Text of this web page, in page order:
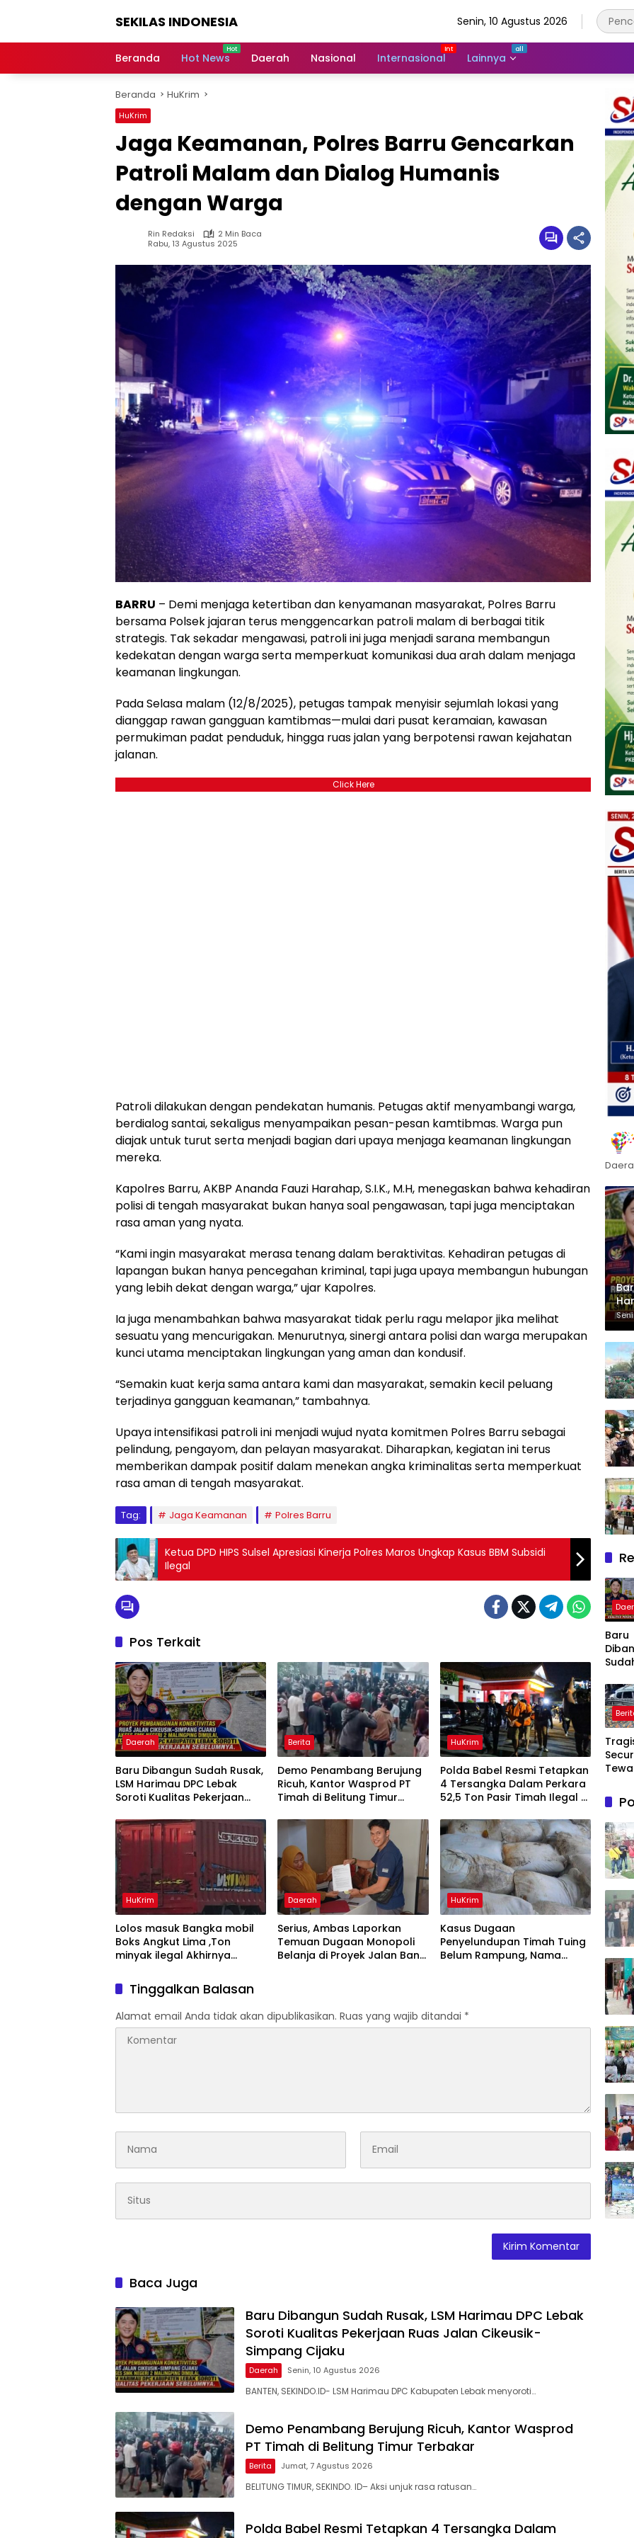
SEKILAS INDONESIA
Terkini,
Latest
World,
Headlines,
News
Today
Senin, 10 Agustus 2026
Beranda Hot News Daerah Nasional Internasional Lainnya
Beranda HuKrim
HuKrim
Jaga Keamanan, Polres Barru Gencarkan
Patroli Malam dan Dialog Humanis
dengan Warga
Rin Redaksi
2 Min Baca
Rabu, 13 Agustus 2025
BARRU – Demi menjaga ketertiban dan kenyamanan masyarakat, Polres Barru
bersama Polsek jajaran terus menggencarkan patroli malam di berbagai titik
strategis. Tak sekadar mengawasi, patroli ini juga menjadi sarana membangun
kedekatan dengan warga serta memperkuat komunikasi dua arah dalam menjaga
keamanan lingkungan.
Pada Selasa malam (12/8/2025), petugas tampak menyisir sejumlah lokasi yang
dianggap rawan gangguan kamtibmas—mulai dari pusat keramaian, kawasan
permukiman padat penduduk, hingga ruas jalan yang berpotensi rawan kejahatan
jalanan.
Click Here
Patroli dilakukan dengan pendekatan humanis. Petugas aktif menyambangi warga,
berdialog santai, sekaligus menyampaikan pesan-pesan kamtibmas. Warga pun
diajak untuk turut serta menjadi bagian dari upaya menjaga keamanan lingkungan
mereka.
Kapolres Barru, AKBP Ananda Fauzi Harahap, S.I.K., M.H, menegaskan bahwa kehadiran
polisi di tengah masyarakat bukan hanya soal pengawasan, tapi juga menciptakan
rasa aman yang nyata.
“Kami ingin masyarakat merasa tenang dalam beraktivitas. Kehadiran petugas di
lapangan bukan hanya pencegahan kriminal, tapi juga upaya membangun hubungan
yang lebih dekat dengan warga,” ujar Kapolres.
Ia juga menambahkan bahwa masyarakat tidak perlu ragu melapor jika melihat
sesuatu yang mencurigakan. Menurutnya, sinergi antara polisi dan warga merupakan
kunci utama menciptakan lingkungan yang aman dan kondusif.
“Semakin kuat kerja sama antara kami dan masyarakat, semakin kecil peluang
terjadinya gangguan keamanan,” tambahnya.
Upaya intensifikasi patroli ini menjadi wujud nyata komitmen Polres Barru sebagai
pelindung, pengayom, dan pelayan masyarakat. Diharapkan, kegiatan ini terus
memberikan dampak positif dalam menekan angka kriminalitas serta memperkuat
rasa aman di tengah masyarakat.
Tag: Jaga Keamanan Polres Barru
Ketua DPD HIPS Sulsel Apresiasi Kinerja Polres Maros Ungkap Kasus BBM Subsidi
Ilegal
Pos Terkait
Daerah
Baru Dibangun Sudah Rusak,
LSM Harimau DPC Lebak
Soroti Kualitas Pekerjaan
Simpang Cijaku
Berita
Demo Penambang Berujung
Ricuh, Kantor Wasprod PT
Timah di Belitung Timur
HuKrim
Polda Babel Resmi Tetapkan
4 Tersangka Dalam Perkara
52,5 Ton Pasir Timah Ilegal Di
HuKrim
Lolos masuk Bangka mobil
Boks Angkut Lima ,Ton
minyak ilegal Akhirnya
Daerah
Serius, Ambas Laporkan
‎Temuan Dugaan Monopoli
Belanja di Proyek Jalan Bang
HuKrim
Kasus Dugaan
Penyelundupan Timah Tuing
Belum Rampung, Nama
Tinggalkan Balasan
Alamat email Anda tidak akan dipublikasikan. Ruas yang wajib ditandai *
Baca Juga
Baru Dibangun Sudah Rusak, LSM Harimau DPC Lebak
Soroti Kualitas Pekerjaan Ruas Jalan Cikeusik-
Simpang Cijaku
Daerah Senin, 10 Agustus 2026
BANTEN, SEKINDO.ID- LSM Harimau DPC Kabupaten Lebak menyoroti…
Demo Penambang Berujung Ricuh, Kantor Wasprod
PT Timah di Belitung Timur Terbakar
Berita Jumat, 7 Agustus 2026
BELITUNG TIMUR, SEKINDO. ID– Aksi unjuk rasa ratusan…
Polda Babel Resmi Tetapkan 4 Tersangka Dalam
Baru
DPC
Ruas
di
Polisi